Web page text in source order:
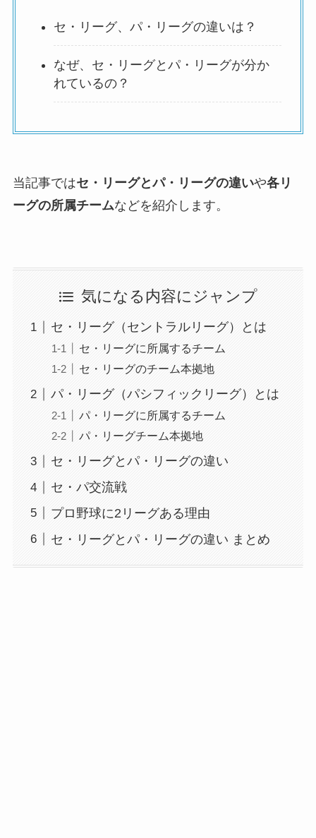
セ・リーグ、パ・リーグの違いは？
なぜ、セ・リーグとパ・リーグが分か
れているの？
当記事ではセ・リーグとパ・リーグの違いや各リ
ーグの所属チームなどを紹介します。
気になる内容にジャンプ
セ・リーグ（セントラルリーグ）とは
セ・リーグに所属するチーム
セ・リーグのチーム本拠地
パ・リーグ（パシフィックリーグ）とは
パ・リーグに所属するチーム
パ・リーグチーム本拠地
セ・リーグとパ・リーグの違い
セ・パ交流戦
プロ野球に2リーグある理由
セ・リーグとパ・リーグの違い まとめ